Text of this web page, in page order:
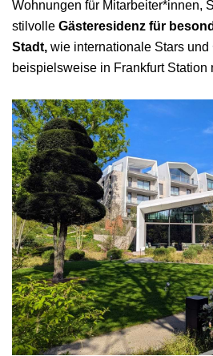
Wohnungen für Mitarbeiter*innen,
stilvolle Gästeresidenz für
Stadt, wie internationale Stars
beispielsweise in Frankfurt Station